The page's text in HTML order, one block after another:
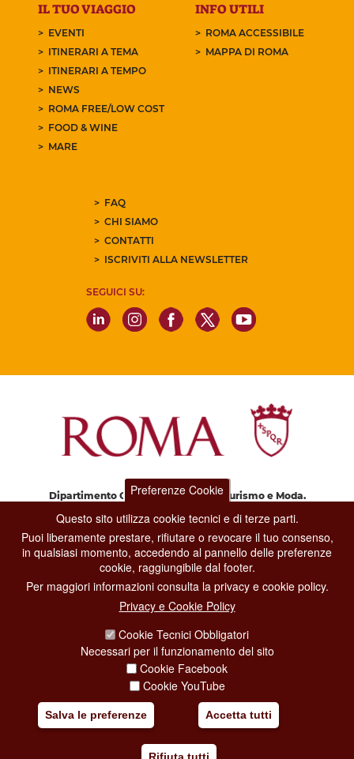
IL TUO VIAGGIO
EVENTI
ITINERARI A TEMA
ITINERARI A TEMPO
NEWS
ROMA FREE/LOW COST
FOOD & WINE
MARE
INFO UTILI
ROMA ACCESSIBILE
MAPPA DI ROMA
FAQ
CHI SIAMO
CONTATTI
ISCRIVITI ALLA NEWSLETTER
SEGUICI SU:
Dipartimento Grandi Eventi, Sport, Turismo e Moda.
00187 Roma
CONTACT CENTER TEL. 06 06 08
CONTATTA LA REDAZIONE
PRIVACY
SOCIAL MEDIA POLICY
COPYRIGHT
ESCLUSIONE DI RESPONSABILITÀ
Preferenze Cookie
Questo sito utilizza cookie tecnici e di terze parti.
Puoi liberamente prestare, rifiutare o revocare il tuo consenso,
in qualsiasi momento, accedendo al pannello delle preferenze
cookie, raggiungibile dal footer.
Per maggiori informazioni consulta la privacy e cookie policy.
Privacy e Cookie Policy
Cookie Tecnici Obbligatori
Necessari per il funzionamento del sito
Cookie Facebook
Cookie YouTube
Salva le preferenze Accetta tutti